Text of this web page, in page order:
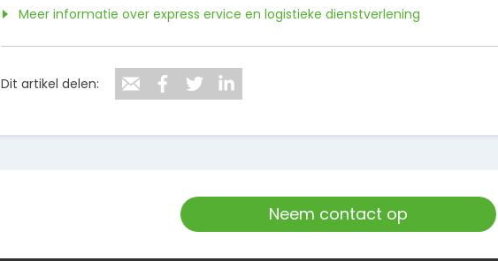
Meer informatie over express ervice en logistieke dienstverlening
Dit artikel delen:
Neem contact op